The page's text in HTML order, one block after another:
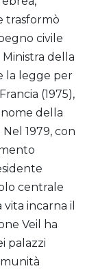
trasformò
civile
della
la legge per
(1975),
della
1979, con
centrale
incarna il
Veil ha
palazzi